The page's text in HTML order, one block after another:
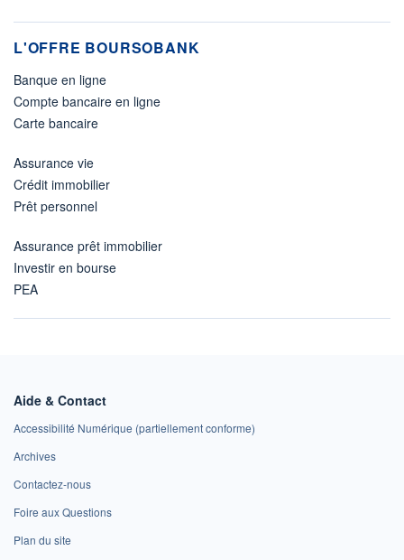
L'OFFRE BOURSOBANK
Banque en ligne
Compte bancaire en ligne
Carte bancaire
Assurance vie
Crédit immobilier
Prêt personnel
Assurance prêt immobilier
Investir en bourse
PEA
Aide & Contact
Accessibilité Numérique (partiellement conforme)
Archives
Contactez-nous
Foire aux Questions
Plan du site